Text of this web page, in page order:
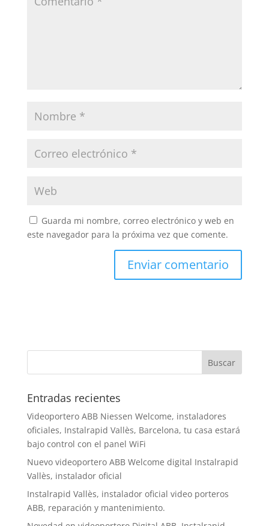
Guarda mi nombre, correo electrónico y web en
este navegador para la próxima vez que comente.
Entradas recientes
Videoportero ABB Niessen Welcome, instaladores
oficiales, Instalrapid Vallès, Barcelona, tu casa estará
bajo control con el panel WiFi
Nuevo videoportero ABB Welcome digital Instalrapid
Vallès, instalador oficial
Instalrapid Vallès, instalador oficial video porteros
ABB, reparación y mantenimiento.